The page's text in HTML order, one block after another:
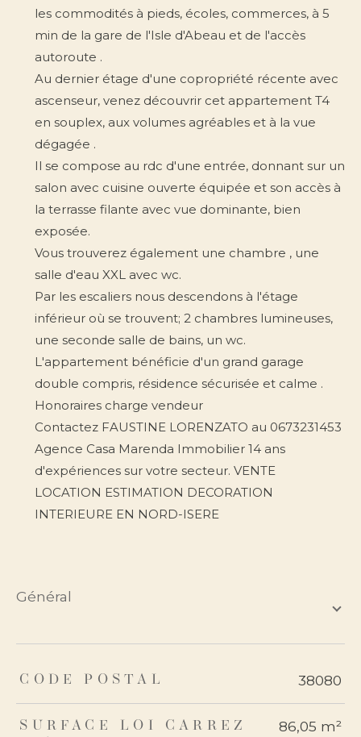
les commodités à pieds, écoles, commerces, à 5
min de la gare de l'Isle d'Abeau et de l'accès
autoroute .
Au dernier étage d'une copropriété récente avec
ascenseur, venez découvrir cet appartement T4
en souplex, aux volumes agréables et à la vue
dégagée .
Il se compose au rdc d'une entrée, donnant sur un
salon avec cuisine ouverte équipée et son accès à
la terrasse filante avec vue dominante, bien
exposée.
Vous trouverez également une chambre , une
salle d'eau XXL avec wc.
Par les escaliers nous descendons à l'étage
inférieur où se trouvent; 2 chambres lumineuses,
une seconde salle de bains, un wc.
L'appartement bénéficie d'un grand garage
double compris, résidence sécurisée et calme .
Honoraires charge vendeur
Contactez FAUSTINE LORENZATO au 0673231453
Agence Casa Marenda Immobilier 14 ans
d'expériences sur votre secteur. VENTE
LOCATION ESTIMATION DECORATION
INTERIEURE EN NORD-ISERE
général
TRAD_ZEPHYR_Caracteristique TRAD_ZEPHYR_Valeurs
CODE POSTAL 38080
SURFACE LOI CARREZ 86,05 m²